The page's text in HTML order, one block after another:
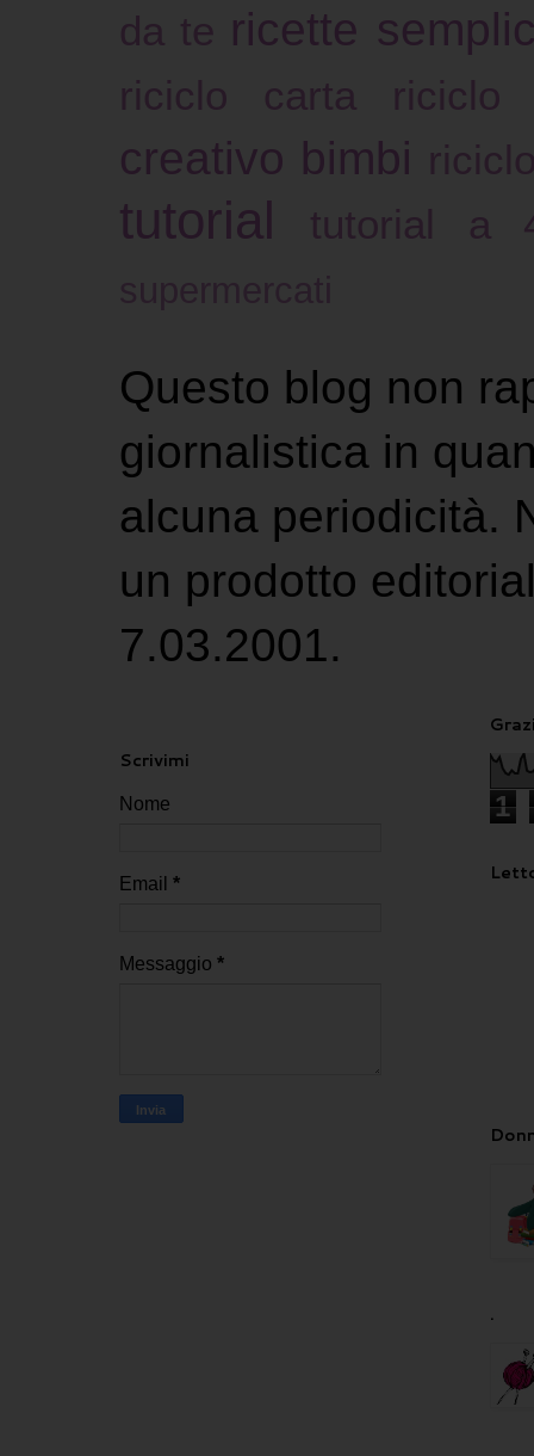
da te ricette
riciclo carta riciclo
creativo bimbi
tutorial tutorial a
Questo blog non
giornalistica in
alcuna periodicità.
un prodotto
7.03.2001.
Scrivimi
Nome
Email *
Messaggio *
1
.